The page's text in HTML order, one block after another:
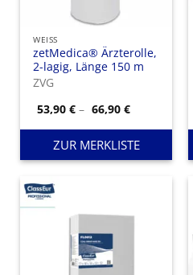
WEISS
zetMedica® Ärzterolle,
2-lagig, Länge 150 m
ZVG
53,90€ – 66,90€Preisspanne:
bis
66,90 €
ZUR MERKLISTE